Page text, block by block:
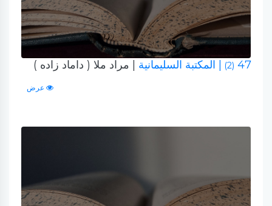
47
(2) | المكتبة السليمانية | مراد ملا ( داماد زاده )
عرض